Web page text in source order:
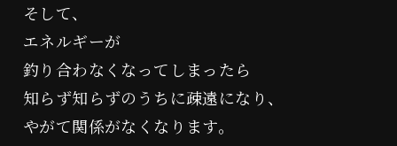
そして、
エネルギーが
釣り合わなくなってしまったら
知らず知らずのうちに疎遠になり、
やがて関係がなくなります。